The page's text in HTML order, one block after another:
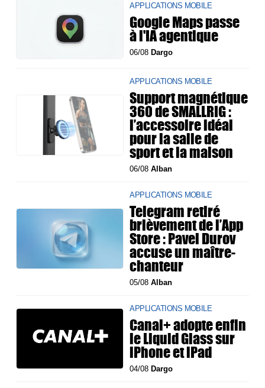
APPLICATIONS MOBILE
Google Maps passe
à l'IA agentique
06/08Dargo
APPLICATIONS MOBILE
Support magnétique
360 de SMALLRIG :
l’accessoire idéal
pour la salle de
sport et la maison
06/08Alban
APPLICATIONS MOBILE
Telegram retiré
brièvement de l’App
Store : Pavel Durov
accuse un maître-
chanteur
05/08Alban
APPLICATIONS MOBILE
Canal+ adopte enfin
le Liquid Glass sur
iPhone et iPad
04/08 Dargo